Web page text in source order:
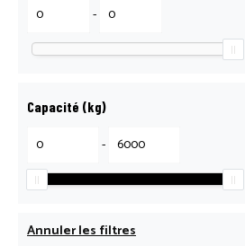
-
Capacité (kg)
-
Annuler les filtres